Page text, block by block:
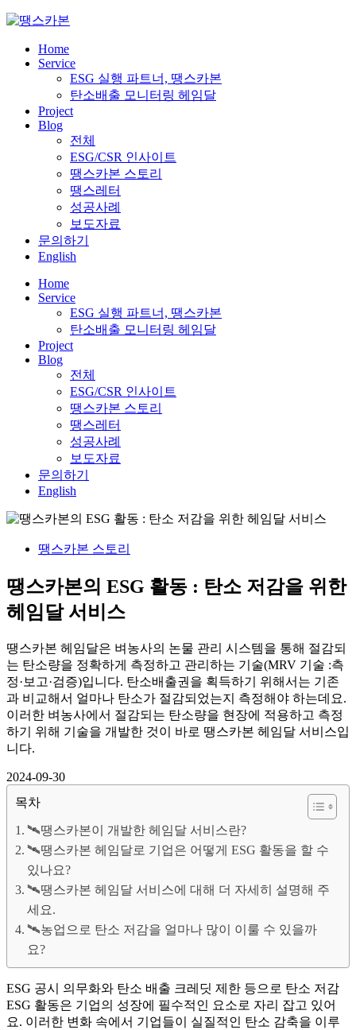
Skip
contentHome
Service
ESG 실행 파트너, 땡스카본
탄소배출 모니터링 헤임달
Project
Blog
전체
ESG/CSR 인사이트
땡스카본 스토리
땡스레터
성공사례
보도자료
문의하기
English
Home
Service
ESG 실행 파트너, 땡스카본
탄소배출 모니터링 헤임달
Project
Blog
전체
ESG/CSR 인사이트
땡스카본 스토리
땡스레터
성공사례
보도자료
문의하기
English
땡스카본 스토리
땡스카본의 ESG 활동 : 탄소 저감을 위한
헤임달 서비스
땡스카본 헤임달은 벼농사의 논물 관리 시스템을 통해 절감되
는 탄소량을 정확하게 측정하고 관리하는 기술(MRV 기술 :측
정·보고·검증)입니다. 탄소배출권을 획득하기 위해서는 기존
과 비교해서 얼마나 탄소가 절감되었는지 측정해야 하는데요.
이러한 벼농사에서 절감되는 탄소량을 현장에 적용하고 측정
하기 위해 기술을 개발한 것이 바로 땡스카본 헤임달 서비스입
니다.
2024-09-30
목차
🛰️땡스카본이 개발한 헤임달 서비스란?
🛰️땡스카본 헤임달로 기업은 어떻게 ESG 활동을 할 수
있나요?
🛰️땡스카본 헤임달 서비스에 대해 더 자세히 설명해 주
세요.
🛰️농업으로 탄소 저감을 얼마나 많이 이룰 수 있을까
요?
ESG 공시 의무화와 탄소 배출 크레딧 제한 등으로 탄소 저감
ESG 활동은 기업의 성장에 필수적인 요소로 자리 잡고 있어
요. 이러한 변화 속에서 기업들이 실질적인 탄소 감축을 이루